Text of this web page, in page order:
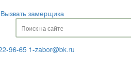
Вызвать замерщика
96-65 1-zabor@bk.ru